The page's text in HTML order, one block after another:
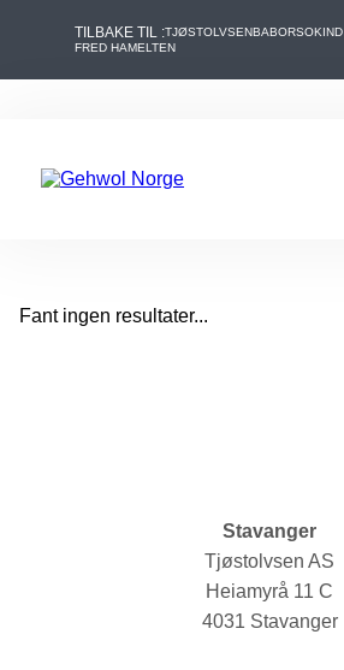
innhold
navigasjon
TILBAKE TIL :TJØSTOLVSENBABORSOKIND
FRED HAMELTEN
Fant ingen resultater...
Stavanger
Tjøstolvsen AS
Heiamyrå 11 C
4031 Stavanger